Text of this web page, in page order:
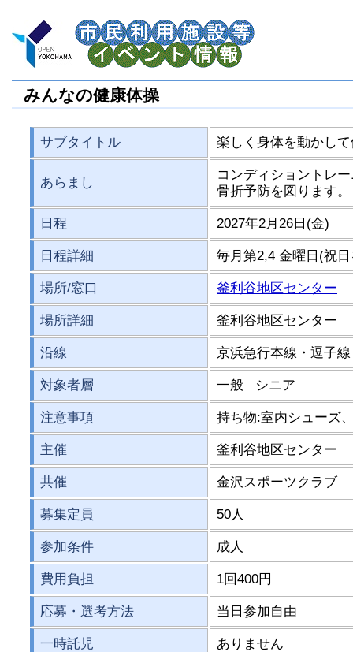
みんなの健康体操
サブタイトル 楽しく身体を動かし
あらまし
コンディショントレ
骨折予防を図ります。
日程 2027年2月26日(金)
日程詳細 毎月第2,4 金曜日(祝
場所/窓口 釜利谷地区センター
場所詳細 釜利谷地区センター
沿線 京浜急行本線・逗
対象者層 一般 シニア
注意事項 持ち物:室内シューズ
主催 釜利谷地区センター
共催 金沢スポーツクラブ
募集定員 50人
参加条件 成人
費用負担 1回400円
応募・選考方法 当日参加自由
一時託児 ありません